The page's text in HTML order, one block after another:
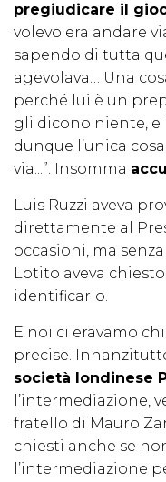
pregiudicare il
volevo era andare
sapendo di tutta
agevolava… Una
perché lui è un
gli dicono niente,
dunque l’unica
via...”. Insomma
Luis Ruzzi aveva
direttamente al
occasioni, ma
Lotito aveva
identificarlo.
E noi ci eravamo
precise.
società londinese
l’intermediazione,
fratello di Mauro
chiesti anche se
l’intermediazione